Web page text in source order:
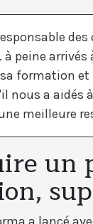
à peine
formation
nous a aidés
meilleure
un